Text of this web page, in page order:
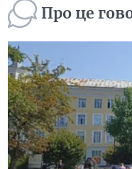
Про це